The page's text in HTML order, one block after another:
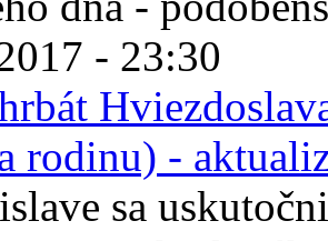
- 23:30
rodinu) -
sa